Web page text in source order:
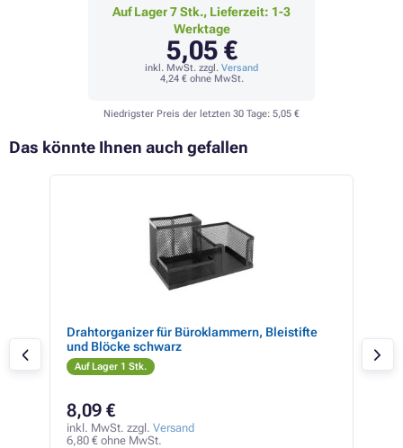
Auf Lager 7 Stk., Lieferzeit: 1-3
Werktage
5,05 €
inkl. MwSt. zzgl. Versand
4,24 €ohne MwSt.
Niedrigster Preis der letzten 30 Tage: 5,05 €
Das könnte Ihnen auch gefallen
Drahtorganizer für Büroklammern, Bleistifte
und Blöcke schwarz
Auf Lager 1 Stk.
8,09 €
inkl. MwSt. zzgl. Versand
6,80 € ohne MwSt.